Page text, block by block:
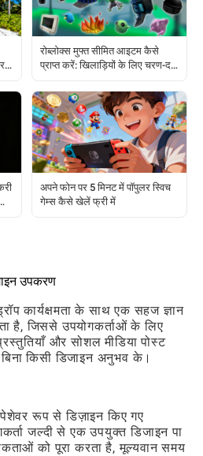
रोब्लोक्स मुफ्त सीमित आइटम कैसे
प्राप्त करें: खिलाड़ियों के लिए चरण-दर-
अपने फोन पर 5 मिनट में पॉपुलर स्विच
गेम्स कैसे खेलें फ्री में
उपकरण
कार्यक्षमता के साथ एक सहज ज्ञान
है, जिससे उपयोगकर्ताओं के लिए
और सोशल मीडिया पोस्ट
किसी डिजाइन अनुभव के।
पेशेवर रूप से डिज़ाइन किए गए
जल्दी से एक उपयुक्त डिजाइन पा
को पूरा करता है, मूल्यवान समय